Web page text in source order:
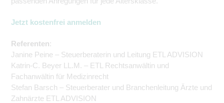
Jetzt kostenfrei anmelden
Referenten:
Janine Peine – Steuerberaterin und Leitung ETL ADVISION
Katrin-C. Beyer LL.M. – ETL Rechtsanwältin und
Fachanwältin für Medizinrecht
Stefan Barsch – Steuerberater und Branchenleitung Ärzte und
Zahnärzte ETL ADVISION